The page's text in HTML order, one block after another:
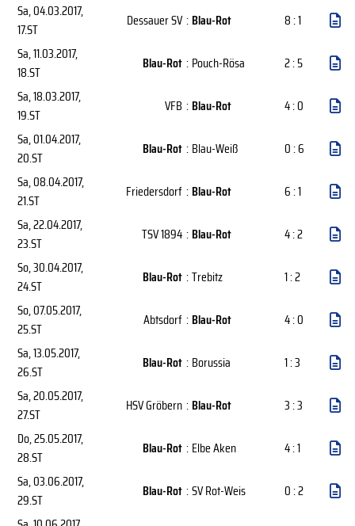
Sa, 04.03.2017,
17.ST
Dessauer SV : Blau-Rot
8 : 1
Sa, 11.03.2017,
18.ST
Blau-Rot : Pouch-Rösa
2 : 5
Sa, 18.03.2017,
19.ST
VFB : Blau-Rot
4 : 0
Sa, 01.04.2017,
20.ST
Blau-Rot : Blau-Weiß
0 : 6
Sa, 08.04.2017,
21.ST
Friedersdorf : Blau-Rot
6 : 1
Sa, 22.04.2017,
23.ST
TSV 1894 : Blau-Rot
4 : 2
So, 30.04.2017,
24.ST
Blau-Rot :Trebitz
1 : 2
So, 07.05.2017,
25.ST
Abtsdorf : Blau-Rot
4 : 0
Sa, 13.05.2017,
26.ST
Blau-Rot : Borussia
1 : 3
Sa, 20.05.2017,
27.ST
HSV Gröbern : Blau-Rot
3 : 3
Do, 25.05.2017,
28.ST
Blau-Rot : Elbe Aken
4 : 1
Sa, 03.06.2017,
29.ST
Blau-Rot :SV Rot-Weis
0 : 2